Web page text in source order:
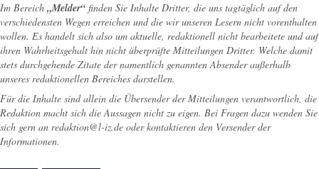
Im Bereich „Melder“ finden Sie Inhalte Dritter, die uns tagtäglich auf den
verschiedensten Wegen erreichen und die wir unseren Lesern nicht vorenthalten
wollen. Es handelt sich also um aktuelle, redaktionell nicht bearbeitete und auf
ihren Wahrheitsgehalt hin nicht überprüfte Mitteilungen Dritter. Welche damit
stets durchgehende Zitate der namentlich genannten Absender außerhalb
unseres redaktionellen Bereiches darstellen.
Für die Inhalte sind allein die Übersender der Mitteilungen verantwortlich, die
Redaktion macht sich die Aussagen nicht zu eigen. Bei Fragen dazu wenden Sie
sich gern an redaktion@l-iz.de oder kontaktieren den Versender der
Informationen.